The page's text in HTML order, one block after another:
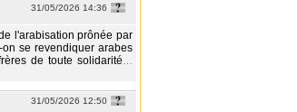
31/05/2026 14:36
l'arabisation prônée par
se revendiquer arabes
de toute solidarité
31/05/2026 12:50